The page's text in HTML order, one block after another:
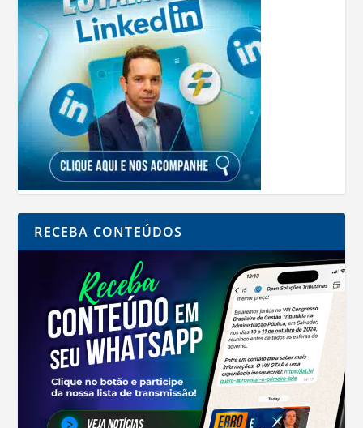
RECEBA CONTEÚDOS